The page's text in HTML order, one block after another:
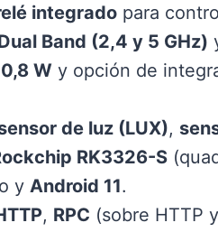
integrado para
Band (2,4 y 5 GHz)
W y opción de
de luz (LUX),
RK3326-S
yAndroid 11.
, RPC (sobre HTTP